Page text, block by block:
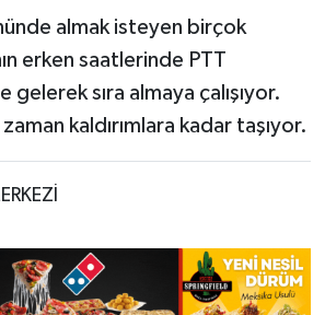
almak isteyen birçok
erken saatlerinde PTT
gelerek sıra almaya çalışıyor.
kaldırımlara kadar taşıyor.